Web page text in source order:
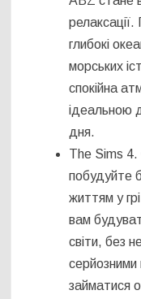
глибокі
морських
спокійна
ідеальною
дня.
The Sims 4.
побудуйте
життям у
вам
світи, без
займатися